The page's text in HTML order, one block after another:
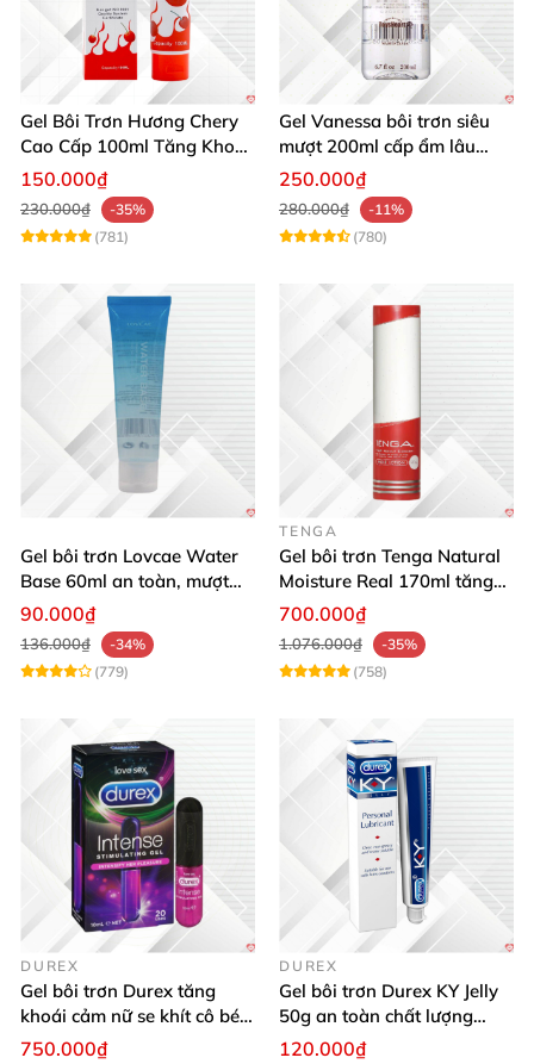
Gel Bôi Trơn Hương Chery
Cao Cấp 100ml Tăng Khoái
Cảm
150.000₫
230.000₫
-35%
(781)
Gel Vanessa bôi trơn siêu
mượt 200ml cấp ẩm lâu
trơn mượt
250.000₫
280.000₫
-11%
(780)
Gel bôi trơn Lovcae Water
Base 60ml an toàn, mượt
mà dễ dùng
90.000₫
136.000₫
-34%
(779)
TENGA
Gel bôi trơn Tenga Natural
Moisture Real 170ml tăng
khoái cảm
700.000₫
1.076.000₫
-35%
(758)
DUREX
Gel bôi trơn Durex tăng
khoái cảm nữ se khít cô bé
10ml
750.000₫
DUREX
Gel bôi trơn Durex KY Jelly
50g an toàn chất lượng
mua ngay
120.000₫